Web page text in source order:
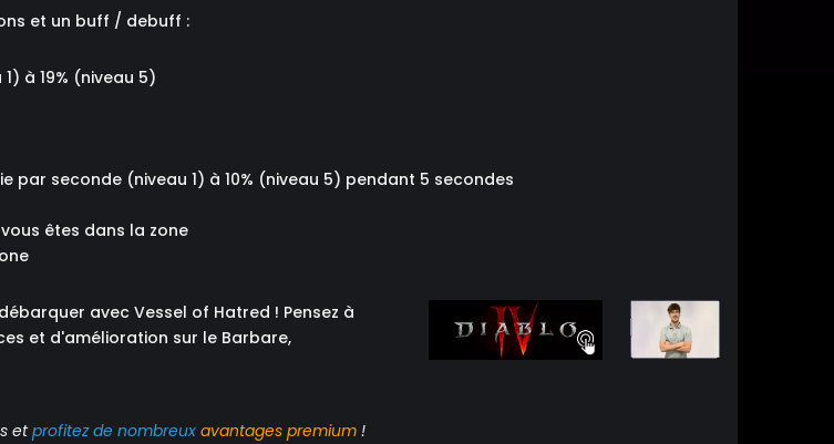
et un buff / debuff :
à 19% (niveau 5)
par seconde (niveau 1) à 10% (niveau 5) pendant 5 secondes
êtes dans la zone
avec Vessel of Hatred ! Pensez à
et d'amélioration sur le Barbare,
etprofitez de nombreux avantages premium !